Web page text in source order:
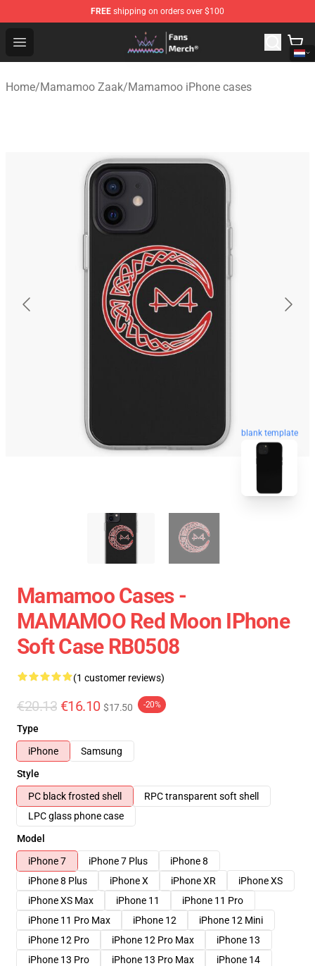
FREE shipping on orders over $100
Open menu
Mamamoo Store - Official Mamamoo Merchandise Shop
Home/Mamamoo Zaak/Mamamoo iPhone cases
blank template
Mamamoo Cases -
MAMAMOO Red Moon IPhone
Soft Case RB0508
(1 customer reviews)
€20.13 €16.10 $17.50 -20%
Type
iPhone
Samsung
Style
PC black frosted shell
RPC transparent soft shell
LPC glass phone case
Model
iPhone 7
iPhone 7 Plus
iPhone 8
iPhone 8 Plus
iPhone X iPhone XR
iPhone XS
iPhone XS Max
iPhone 11
iPhone 11 Pro
iPhone 11 Pro Max
iPhone 12
iPhone 12 Mini
iPhone 12 Pro
iPhone 12 Pro Max
iPhone 13
iPhone 13 Pro
iPhone 13 Pro Max
iPhone 14